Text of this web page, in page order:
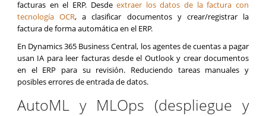
facturas en el ERP. Desdeextraer los datos de la factura con
tecnología OCR, a clasificar documentos y crear/registrar la
factura de forma automática en el ERP.
En Dynamics 365 Business Central, los agentes de cuentas a pagar
usan IA para leer facturas desde el Outlook y crear documentos
en el ERP para su revisión. Reduciendo tareas manuales y
posibles errores de entrada de datos.
AutoML y MLOps (despliegue y